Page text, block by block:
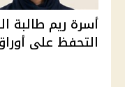
التحفظ على